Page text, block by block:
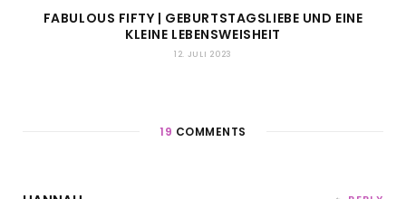
FABULOUS FIFTY | GEBURTSTAGSLIEBE UND EINE
KLEINE LEBENSWEISHEIT
12. JULI 2023
19 COMMENTS